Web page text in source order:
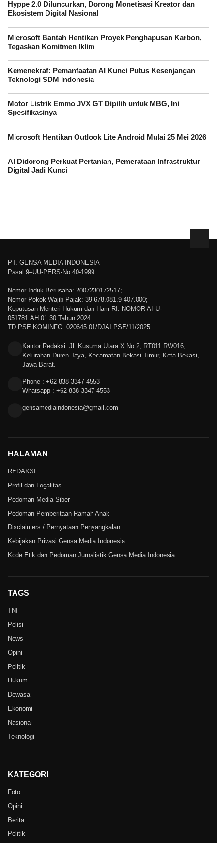
Hyppe 2.0 Diluncurkan, Dorong Monetisasi Kreator dan
Ekosistem Digital Nasional
Microsoft Bantah Hentikan Proyek Penghapusan Karbon,
Tegaskan Komitmen Iklim
Kemenekraf: Pemanfaatan AI Kunci Putus Kesenjangan
Teknologi SDM Indonesia
Motor Listrik Emmo JVX GT Dipilih untuk MBG, Ini
Spesifikasinya
Microsoft Hentikan Outlook Lite Android Mulai 25 Mei 2026
AI Didorong Perkuat Pertanian, Pemerataan Infrastruktur
Digital Jadi Kunci
PT. GENSA MEDIA INDONESIA
Pasal 9–UU-PERS-No.40-1999
Nomor Induk Berusaha: 2007230172517;
Nomor Pokok Wajib Pajak: 39.678.081.9-407.000;
Keputusan Menteri Hukum dan Ham RI: NOMOR AHU-
051781.AH.01.30.Tahun 2024
TD PSE KOMINFO: 020645.01/DJAI.PSE/11/2025
Kantor Redaksi: Jl. Kusuma Utara X No 2, RT011 RW016,
Kelurahan Duren Jaya, Kecamatan Bekasi Timur, Kota Bekasi,
Jawa Barat.
Phone : +62 838 3347 4553
Whatsapp : +62 838 3347 4553
gensamediaindonesia@gmail.com
HALAMAN
REDAKSI
Profil dan Legalitas
Pedoman Media Siber
Pedoman Pemberitaan Ramah Anak
Disclaimers / Pernyataan Penyangkalan
Kebijakan Privasi Gensa Media Indonesia
Kode Etik dan Pedoman Jurnalistik Gensa Media Indonesia
TAGS
TNI
Polisi
News
Opini
Politik
Hukum
Dewasa
Ekonomi
Nasional
Teknologi
KATEGORI
Foto
Opini
Berita
Politik